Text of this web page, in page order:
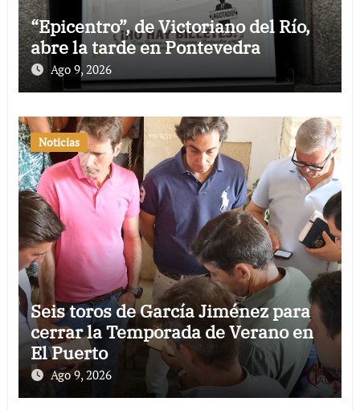
“Epicentro”, de Victoriano del Río,
abre la tarde en Pontevedra
Ago 9, 2026
Noticias
Seis toros de García Jiménez para
cerrar la Temporada de Verano en
El Puerto
Ago 9, 2026